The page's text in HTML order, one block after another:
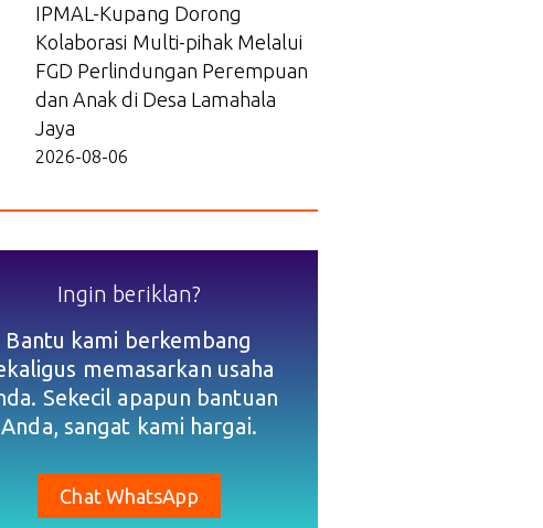
IPMAL-Kupang Dorong
Kolaborasi Multi-pihak Melalui
FGD Perlindungan Perempuan
dan Anak di Desa Lamahala
Jaya
2026-08-06
Ingin beriklan?
Bantu kami berkembang
memasarkan usaha
Sekecil apapun bantuan
Anda, sangat kami hargai.
Chat WhatsApp